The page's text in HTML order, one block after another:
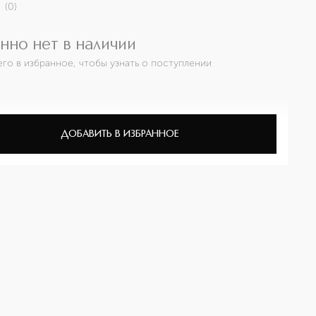
(0)
нет в наличии
в избранное, чтобы узнать о поступлении
ДОБАВИТЬ В ИЗБРАННОЕ